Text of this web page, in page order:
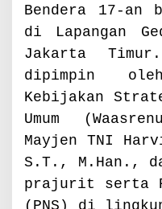
M
a
b
e
T
N
I
G
l
a
r
Bendera 17-an
di Lapangan
Jakarta
dipimpin
Kebijakan
Umum
Mayjen TNI
S.T., M.Han.,
prajurit serta